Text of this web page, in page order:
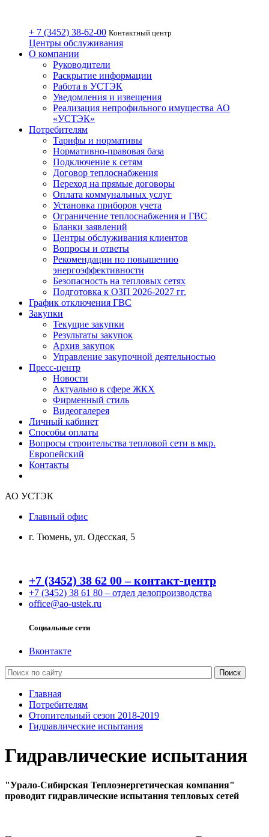
+ 7 (3452) 38-62-00 Контактный центр
Центры обслуживания
О компании
Руководители
Раскрытие информации
Работа в УСТЭК
Уведомления и извещения
Реализация непрофильного имущества АО
«УСТЭК»
Потребителям
Тарифы и нормативы
Нормативно-правовая база
Подключение к сетям
Договор теплоснабжения
Переход на прямые договоры
Оплата коммунальных услуг
Установка приборов учета
Ограничение теплоснабжения и ГВС
Бланки заявлений
Центры обслуживания клиентов
Вопросы и ответы
Рекомендации по повышению
энергоэффективности
Безопасность на тепловых сетях
Подготовка к ОЗП 2026-2027 гг.
График отключения ГВС
Закупки
Текущие закупки
Результаты закупок
Архив закупок
Управление закупочной деятельностью
Пресс-центр
Новости
Актуально в сфере ЖКХ
Фирменный стиль
Видеогалерея
Личный кабинет
Способы оплаты
Вопросы строительства тепловой сети в мкр.
Европейский
Контакты
АО УСТЭК
Главный офис
г. Тюмень, ул. Одесская, 5
+7 (3452) 38 62 00 – контакт-центр
+7 (3452) 38 61 80 – отдел делопроизводства
office@ao-ustek.ru
Социальные сети
Вконтакте
Главная
Потребителям
Отопительный сезон 2018-2019
Гидравлические испытания
Гидравлические испытания
"Урало-Сибирская Теплоэнергетическая компания"
проводит гидравлические испытания тепловых сетей